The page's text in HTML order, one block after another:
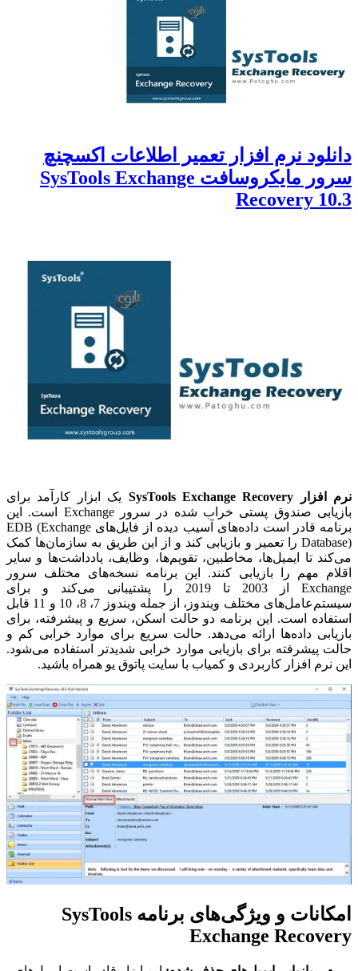
دانلود نرم افزار تعمیر اطلاعات اکسچنچ
سرور مایکروسافت SysTools Exchange
Recovery 10.3
نرم افزار SysTools Exchange Recovery
یک ابزار کارآمد برای
بازیابی صندوق پستی خراب شده در سرور Exchange است. این
برنامه قادر است داده‌های آسیب دیده از فایل‌های EDB (Exchange
Database) را تعمیر و بازیابی کند و از این طریق به سازمان‌ها کمک
می‌کند تا ایمیل‌ها، مخاطبین، تقویم‌ها، وظایف، یادداشت‌ها و سایر
اقلام مهم را بازیابی کنند. این برنامه نسخه‌های مختلف سرور
Exchange از 2003 تا 2019 را پشتیبانی می‌کند و برای
سیستم‌عامل‌های مختلف ویندوز، از جمله ویندوز 7، 8، 10 و 11 قابل
استفاده است. این برنامه دو حالت اسکن، سریع و پیشرفته، برای
بازیابی داده‌ها ارائه می‌دهد. حالت سریع برای موارد خرابی کم و
حالت پیشرفته برای بازیابی موارد خرابی شدیدتر استفاده می‌شود.
این نرم افزار کاربردی و کمیاب با سایت پاتوق یو همراه باشید.
امکانات و ویژگی‌های برنامه SysTools
Exchange Recovery